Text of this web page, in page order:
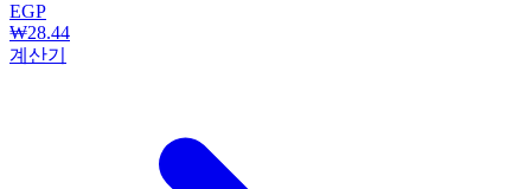
EGP
₩28.44
계산기